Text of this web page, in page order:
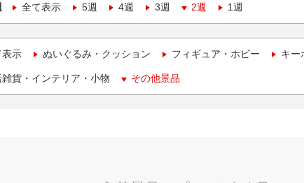
全て表示 5週 4週 3週 2週 1週
表示 ぬいぐるみ・クッション フィギュア・ホビー キー
貨・インテリア・小物 その他景品